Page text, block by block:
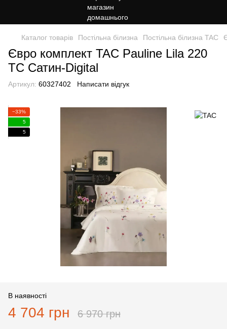
Каталог товарів Постільна білизна Постільна білизна TAC
Євро комплект TAC Pauline Lila 220
TC Сатин-Digital
Артикул: 60327402 Написати відгук
−33%
5
5
В наявності
4 704 грн 6 970 грн